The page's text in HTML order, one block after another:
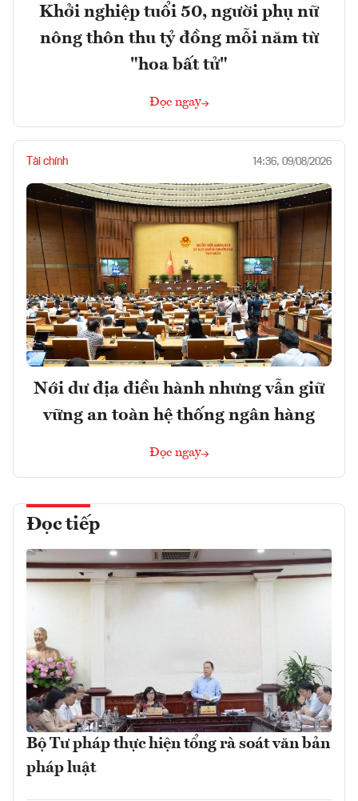
Khởi nghiệp tuổi 50, người phụ nữ
nông thôn thu tỷ đồng mỗi năm từ
"hoa bất tử"
Đọc ngay
Tài chính 14:36, 09/08/2026
Nới dư địa điều hành nhưng vẫn giữ
vững an toàn hệ thống ngân hàng
Đọc ngay
Đọc tiếp
Bộ Tư pháp thực hiện tổng rà soát văn bản
pháp luật